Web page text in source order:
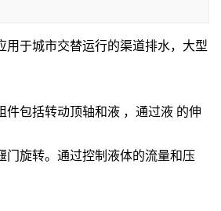
于城市交替运行的渠道排水，大型
包括转动顶轴和液 ，通过液 的伸
旋转。通过控制液体的流量和压